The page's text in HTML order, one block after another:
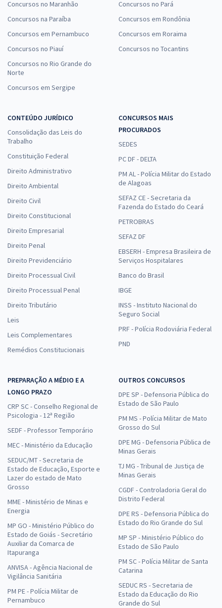
Concursos no Maranhão
Concursos na Paraíba
Concursos em Pernambuco
Concursos no Piauí
Concursos no Rio Grande do
Norte
Concursos em Sergipe
Concursos no Pará
Concursos em Rondônia
Concursos em Roraima
Concursos no Tocantins
CONTEÚDO JURÍDICO
Consolidação das Leis do
Trabalho
Constituição Federal
Direito Administrativo
Direito Ambiental
Direito Civil
Direito Constitucional
Direito Empresarial
Direito Penal
Direito Previdenciário
Direito Processual Civil
Direito Processual Penal
Direito Tributário
Leis
Leis Complementares
Remédios Constitucionais
CONCURSOS MAIS
PROCURADOS
SEDES
PC DF - DELTA
PM AL - Polícia Militar do Estado
de Alagoas
SEFAZ CE - Secretaria da
Fazenda do Estado do Ceará
PETROBRAS
SEFAZ DF
EBSERH - Empresa Brasileira de
Serviços Hospitalares
Banco do Brasil
IBGE
INSS - Instituto Nacional do
Seguro Social
PRF - Polícia Rodoviária Federal
PND
PREPARAÇÃO A MÉDIO E A
LONGO PRAZO
CRP SC - Conselho Regional de
Psicologia - 12ª Região
SEDF - Professor Temporário
MEC - Ministério da Educação
SEDUC/MT - Secretaria de
Estado de Educação, Esporte e
Lazer do estado de Mato
Grosso
MME - Ministério de Minas e
Energia
MP GO - Ministério Público do
Estado de Goiás - Secretário
Auxiliar da Comarca de
Itapuranga
ANVISA - Agência Nacional de
Vigilância Sanitária
PM PE - Polícia Militar de
Pernambuco
OUTROS CONCURSOS
DPE SP - Defensoria Pública do
Estado de São Paulo
PM MS - Polícia Militar de Mato
Grosso do Sul
DPE MG - Defensoria Pública de
Minas Gerais
TJ MG - Tribunal de Justiça de
Minas Gerais
CGDF - Controladoria Geral do
Distrito Federal
DPE RS - Defensoria Pública do
Estado do Rio Grande do Sul
MP SP - Ministério Público do
Estado de São Paulo
PM SC - Polícia Militar de Santa
Catarina
SEDUC RS - Secretaria de
Estado da Educação do Rio
Grande do Sul